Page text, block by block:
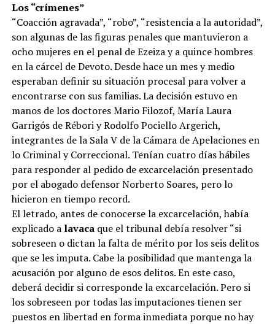
Los “crímenes”
“Coacción agravada”, “robo”, “resistencia a la autoridad”,
son algunas de las figuras penales que mantuvieron a
ocho mujeres en el penal de Ezeiza y a quince hombres
en la cárcel de Devoto. Desde hace un mes y medio
esperaban definir su situación procesal para volver a
encontrarse con sus familias. La decisión estuvo en
manos de los doctores Mario Filozof, María Laura
Garrigós de Rébori y Rodolfo Pociello Argerich,
integrantes de la Sala V de la Cámara de Apelaciones en
lo Criminal y Correccional. Tenían cuatro días hábiles
para responder al pedido de excarcelación presentado
por el abogado defensor Norberto Soares, pero lo
hicieron en tiempo record.
El letrado, antes de conocerse la excarcelación, había
explicado a lavaca que el tribunal debía resolver “si
sobreseen o dictan la falta de mérito por los seis delitos
que se les imputa. Cabe la posibilidad que mantenga la
acusación por alguno de esos delitos. En este caso,
deberá decidir si corresponde la excarcelación. Pero si
los sobreseen por todas las imputaciones tienen ser
puestos en libertad en forma inmediata porque no hay